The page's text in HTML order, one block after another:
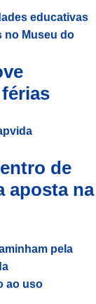
de
aposta na